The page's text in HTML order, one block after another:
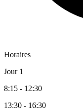
Horaires
Jour 1
8:15 - 12:30
13:30 - 16:30